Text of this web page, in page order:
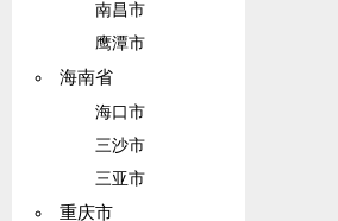
南昌市
鹰潭市
海南省
海口市
三沙市
三亚市
重庆市